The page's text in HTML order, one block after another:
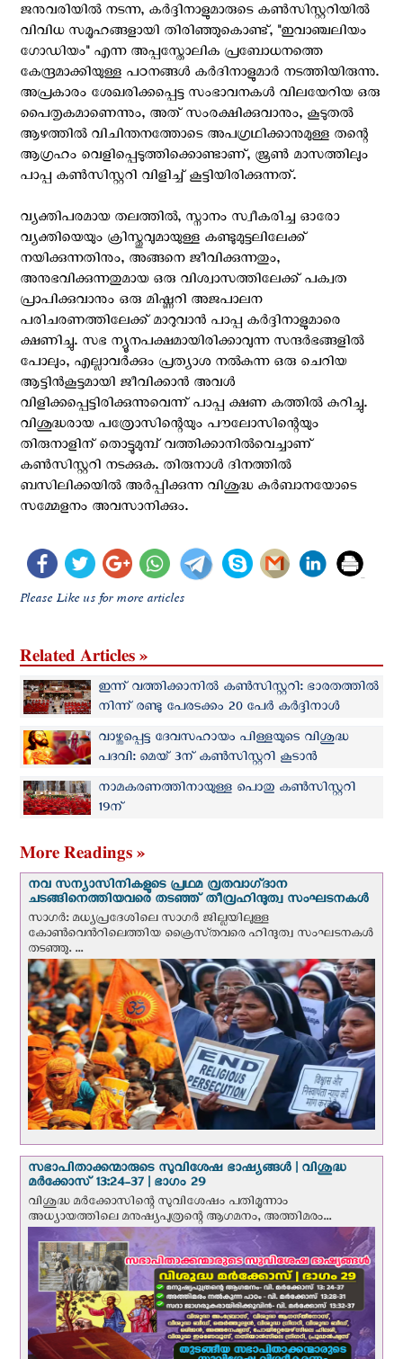
ജനുവരിയില്‍ നടന്ന, കർദ്ദിനാളുമാരുടെ കൺസിസ്റ്ററിയില്‍
വിവിധ സമൂഹങ്ങളായി തിരിഞ്ഞുകൊണ്ട്, "ഇവാഞ്ചലിയം
ഗോഡിയം" എന്ന അപ്പസ്തോലിക പ്രബോധനത്തെ
കേന്ദ്രമാക്കിയുള്ള പഠനങ്ങൾ കർദിനാളുമാർ നടത്തിയിരുന്നു.
അപ്രകാരം ശേഖരിക്കപ്പെട്ട സംഭാവനകൾ വിലയേറിയ ഒരു
പൈതൃകമാണെന്നും, അത് സംരക്ഷിക്കുവാനും, കൂടുതൽ
ആഴത്തിൽ വിചിന്തനത്തോടെ അപഗ്രഥിക്കാനുമുള്ള തന്റെ
ആഗ്രഹം വെളിപ്പെടുത്തിക്കൊണ്ടാണ്, ജൂൺ മാസത്തിലും
പാപ്പ കൺസിസ്റ്ററി വിളിച്ച് കൂട്ടിയിരിക്കുന്നത്.
വ്യക്തിപരമായ തലത്തിൽ, സ്നാനം സ്വീകരിച്ച ഓരോ
വ്യക്തിയെയും ക്രിസ്തുവുമായുള്ള കണ്ടുമുട്ടലിലേക്ക്
നയിക്കുന്നതിനും, അങ്ങനെ ജീവിക്കുന്നതും,
അനുഭവിക്കുന്നതുമായ ഒരു വിശ്വാസത്തിലേക്ക് പക്വത
പ്രാപിക്കുവാനും ഒരു മിഷ്ണറി അജപാലന
പരിചരണത്തിലേക്ക് മാറുവാൻ പാപ്പ കര്‍ദ്ദിനാളുമാരെ
ക്ഷണിച്ചു. സഭ ന്യൂനപക്ഷമായിരിക്കാവുന്ന സന്ദർഭങ്ങളിൽ
പോലും, എല്ലാവർക്കും പ്രത്യാശ നൽകുന്ന ഒരു ചെറിയ
ആട്ടിൻകൂട്ടമായി ജീവിക്കാൻ അവൾ
വിളിക്കപ്പെട്ടിരിക്കുന്നുവെന്ന് പാപ്പ ക്ഷണ കത്തിൽ കുറിച്ചു.
വിശുദ്ധരായ പത്രോസിന്റെയും പൗലോസിന്റെയും
തിരുനാളിന് തൊട്ടുമുമ്പ് വത്തിക്കാനിൽവെച്ചാണ്
കൺസിസ്റ്ററി നടക്കുക. തിരുനാൾ ദിനത്തിൽ
ബസിലിക്കയിൽ അർപ്പിക്കുന്ന വിശുദ്ധ കുർബാനയോടെ
സമ്മേളനം അവസാനിക്കും.
Please Like us for more articles
Related Articles »
ഇന്ന് വത്തിക്കാനില്‍ കണ്‍സിസ്റ്ററി: ഭാരതത്തില്‍
നിന്ന് രണ്ടു പേരടക്കം 20 പേര്‍ കര്‍ദ്ദിനാള്‍
പദവിയിലേക്ക്‌
വാഴ്ത്തപ്പെട്ട ദേവസഹായം പിള്ളയുടെ വിശുദ്ധ
പദവി: മെയ് 3ന് കണ്‍സിസ്റ്ററി കൂടാന്‍
തീരുമാനം
നാമകരണത്തിനായുള്ള പൊതു കണ്‍സിസ്റ്ററി
19ന്
More Readings »
നവ സന്യാസിനികളുടെ പ്രഥമ വ്രതവാഗ്‌ദാന
ചടങ്ങിനെത്തിയവരെ തടഞ്ഞ് തീവ്രഹിന്ദുത്വ സംഘടനകള്‍
സാഗർ: മധ്യപ്രദേശിലെ സാഗർ ജില്ലയിലുള്ള
കോൺവെന്‍റിലെത്തിയ ക്രൈസ്‌തവരെ ഹിന്ദുത്വ സംഘടനകൾ
തടഞ്ഞു. ...
സഭാപിതാക്കന്മാരുടെ സുവിശേഷ ഭാഷ്യങ്ങള്‍ | വിശുദ്ധ
മര്‍ക്കോസ് 13:24-37 | ഭാഗം 29
വിശുദ്ധ മര്‍ക്കോസിന്റെ സുവിശേഷം പതിമൂന്നാം
അധ്യായത്തിലെ മനുഷ്യപുത്രന്റെ ആഗമനം, അത്തിമരം...